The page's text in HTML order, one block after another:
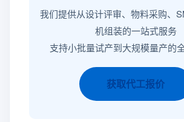
我们提供从设计评审、物料采购、
机组装的一站式服务
支持小批量试产到大规模量产的
获取代工报价